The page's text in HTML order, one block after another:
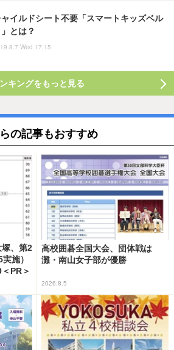
イルドシート不要「スマートキッズベル
」とは？
Wed 17:15
キングをもっと見る
の記事もおすすめ
塚、第2
施）
PR＞
高校囲碁全国大会、団体戦は
灘・南山女子部が優勝
2026.8.5